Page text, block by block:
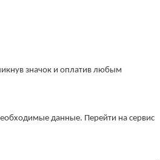
значок и оплатив любым
данные. Перейти на сервис